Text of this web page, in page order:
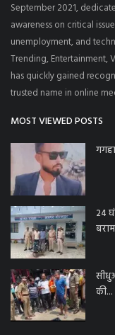
September 2021,
awareness on critical
unemployment, and
Trending, Entertainment,
has quickly gained
trusted name in online
MOST VIEWED POSTS
24
की...